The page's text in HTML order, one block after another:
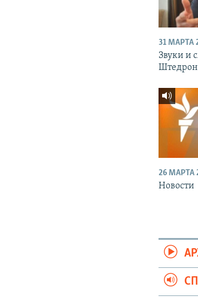
31 МАРТА
Звуки и
26 МАРТА
Новости